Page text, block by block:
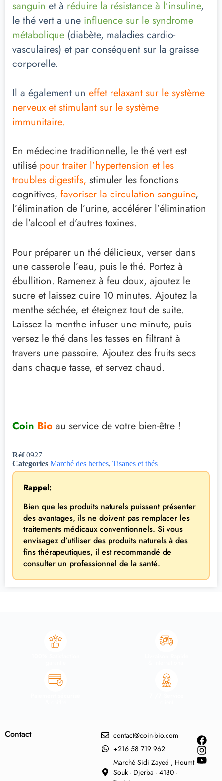
sanguin et à réduire la résistance à l’insuline,
le thé vert a une influence sur le syndrome
métabolique (diabète, maladies cardio-
vasculaires) et par conséquent sur la graisse
corporelle.
Il a également un effet relaxant sur le système
nerveuxet stimulant sur le système
immunitaire.
En médecine traditionnelle, le thé vert est
utilisé pour traiter l’hypertension et les
troubles digestifs, stimuler les fonctions
cognitives, favoriser la circulation sanguine,
l’élimination de l’urine, accélérer l’élimination
de l’alcool et d’autres toxines.
Pour préparer un thé délicieux, verser dans
une casserole l’eau, puis le thé. Portez à
ébullition. Ramenez à feu doux, ajoutez le
sucre et laissez cuire 10 minutes. Ajoutez la
menthe séchée, et éteignez tout de suite.
Laissez la menthe infuser une minute, puis
versez le thé dans les tasses en filtrant à
travers une passoire. Ajoutez des fruits secs
dans chaque tasse, et servez chaud.
Coin Bio au service de votre bien-être !
Réf0927
Categories Marché des herbes, Tisanes et thés
Rappel:
Bien que les produits naturels puissent présenter
des avantages, ils ne doivent pas remplacer les
traitements médicaux conventionnels. Si vous
envisagez d’utiliser des produits naturels à des
fins thérapeutiques, il est recommandé de
consulter un professionnel de la santé.
Contact
contact@coin-bio.com
+216 58 719 962
Marché Sidi Zayed , Houmt
Souk - Djerba - 4180 -